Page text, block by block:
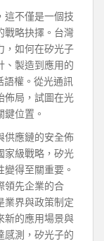
這不僅是一個技
戰略抉擇。台灣
，如何在矽光子
、製造到應用的
語權。從光通訊
佈局，試圖在光
位置。
供應鏈的安全佈
家級戰略，矽光
得至關重要。
領先企業的合
業界與政策制定
新的應用場景與
感測，矽光子的